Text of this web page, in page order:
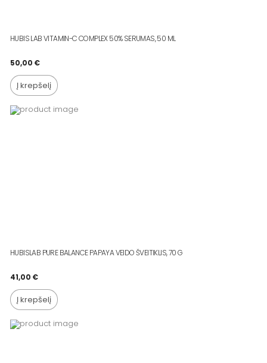
HUBIS LAB VITAMIN-C COMPLEX 50% SERUMAS, 50 ML
50,00 €
Į krepšelį
HUBISLAB PURE BALANCE PAPAYA VEIDO ŠVEITIKLIS, 70 G
41,00 €
Į krepšelį